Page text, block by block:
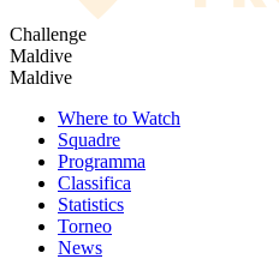
Challenge
Maldive
Maldive
Where to Watch
Squadre
Programma
Classifica
Statistics
Torneo
News